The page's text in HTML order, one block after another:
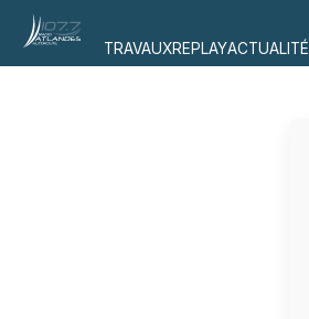
TRAVAUXREPLAYACTUALITÉ